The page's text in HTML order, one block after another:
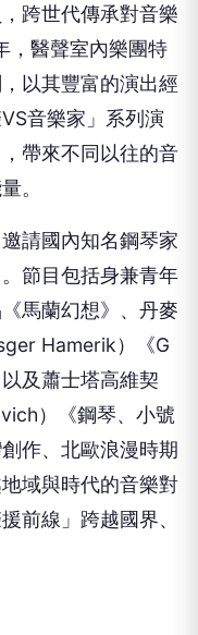
跨世代傳承對音樂
，醫聲室內樂團特
以其豐富的演出經
音樂家」系列演
帶來不同以往的音
。
請國內知名鋼琴家
節目包括身兼青年
馬蘭幻想》、丹麥
Hamerik）《G
及蕭士塔高維契
）《鋼琴、小號
作、北歐浪漫時期
域與時代的音樂對
前線」跨越國界、